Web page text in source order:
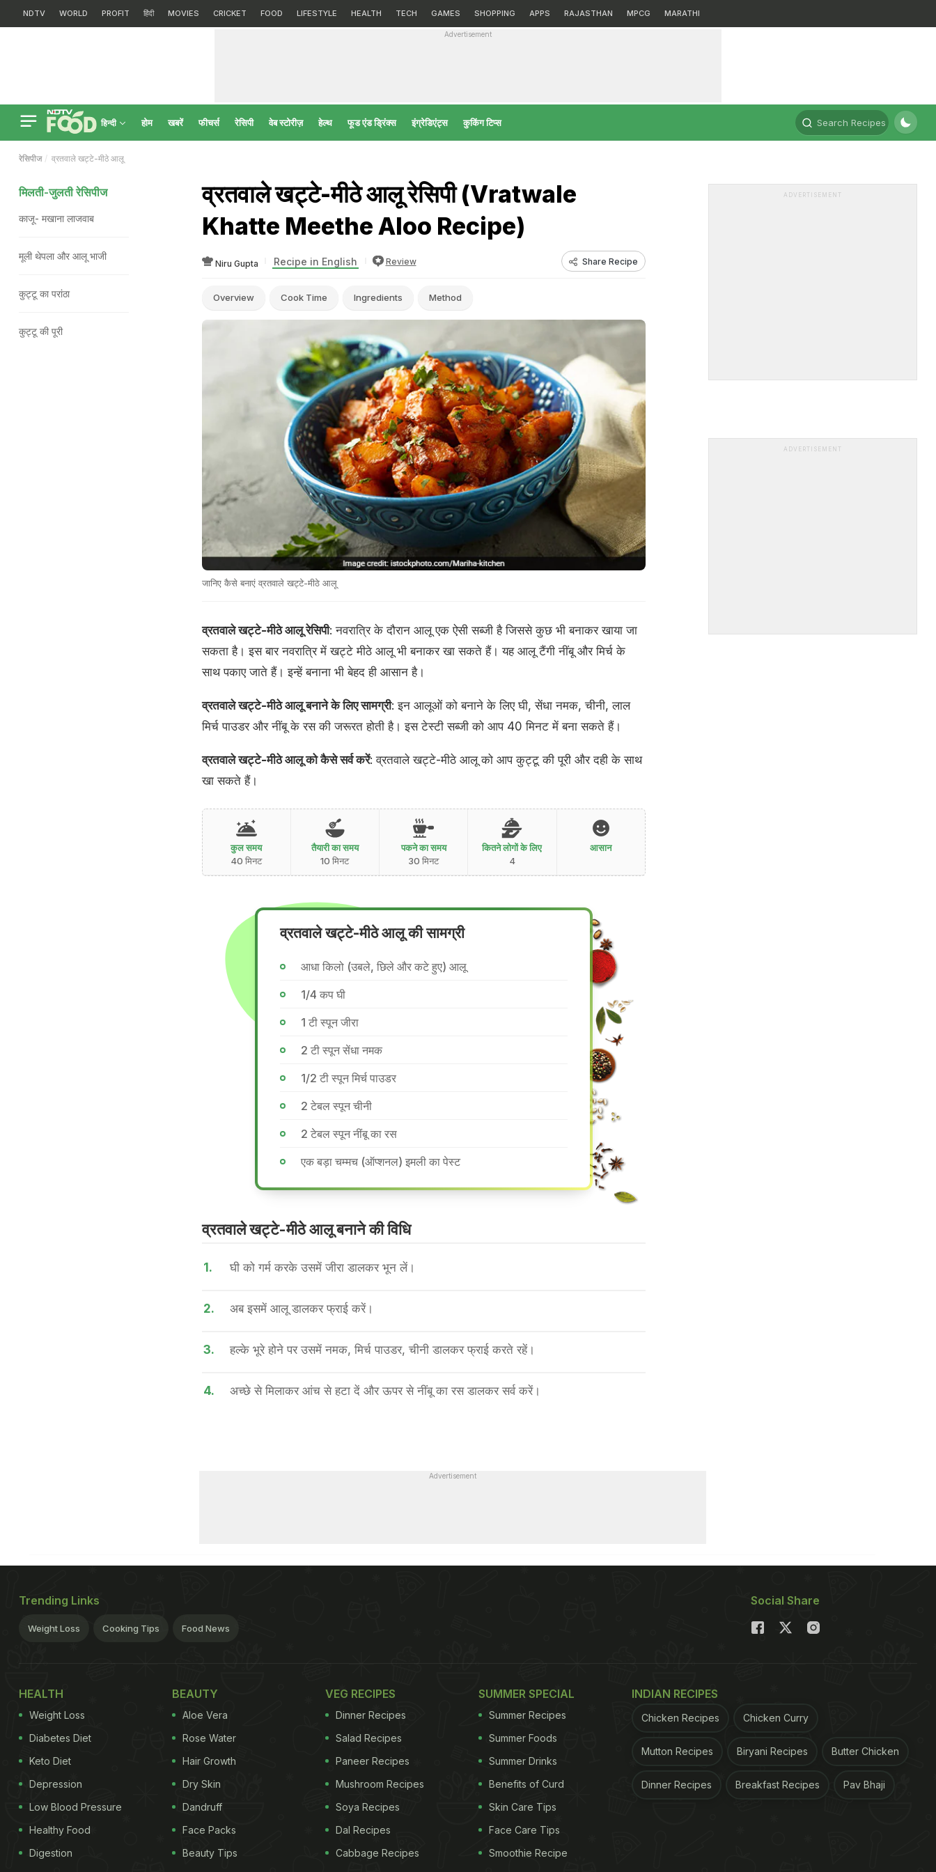
NDTV WORLD PROFIT हिंदी MOVIES CRICKET FOOD LIFESTYLE HEALTH TECH GAMES SHOPPING APPS RAJASTHAN MPCG MARATHI
Advertisement
हिन्दी होम खबरें फीचर्स रेसिपी वेब स्टोरीज़ हेल्‍थ फूड एंड ड्रिंक्स इंग्रेडिएंट्स कुकिंग टिप्स Search Recipes
रेसिपीज व्रतवाले खट्टे-मीठे आलू
व्रतवाले खट्टे-मीठे आलू रेसिपी (Vratwale
Khatte Meethe Aloo Recipe)
Niru Gupta Recipe in English Review Share Recipe
Overview Cook Time Ingredients Method
जानिए कैसे बनाएं व्रतवाले खट्टे-मीठे आलू
व्रतवाले खट्टे-मीठे आलू रेसिपी: नवरात्रि के दौरान आलू एक ऐसी सब्जी है जिससे कुछ भी बनाकर खाया जा
सकता है। इस बार नवरात्रि में खट्टे मीठे आलू भी बनाकर खा सकते हैं। यह आलू टैंगी नींबू और मिर्च के
साथ पकाए जाते हैं। इन्हें बनाना भी बेहद ही आसान है।
व्रतवाले खट्टे-मीठे आलू बनाने के लिए सामग्री: इन आलूओं को बनाने के लिए घी, सेंधा नमक, चीनी, लाल
मिर्च पाउडर और नींबू के रस की जरूरत होती है। इस टेस्टी सब्जी को आप 40 मिनट में बना सकते हैं।
व्रतवाले खट्टे-मीठे आलू को कैसे सर्व करें: व्रतवाले खट्टे-मीठे आलू को आप कुट्टू की पूरी और दही के साथ
खा सकते हैं।
कुल समय
40 मिनट
तैयारी का समय
10 मिनट
पकने का समय
30 मिनट
कितने लोगों के लिए
4
आसान
व्रतवाले खट्टे-मीठे आलू की सामग्री
आधा किलो (उबले, छिले और कटे हुए) आलू
1/4 कप घी
1 टी स्पून जीरा
2 टी स्पून सेंधा नमक
1/2 टी स्पून मिर्च पाउडर
2 टेबल स्पून चीनी
2 टेबल स्पून नींबू का रस
एक बड़ा चम्मच (ऑप्शनल) इमली का पेस्ट
व्रतवाले खट्टे-मीठे आलू बनाने की वि​धि
1. घी को गर्म करके उसमें जीरा डालकर भून लें।
2. अब इसमें आलू डालकर फ्राई करें।
3. हल्के भूरे होने पर उसमें नमक, मिर्च पाउडर, चीनी डालकर फ्राई करते रहें।
4. अच्छे से मिलाकर आंच से हटा दें और ऊपर से नींबू का रस डालकर सर्व करें।
मिलती-जुलती रेसिपीज
काजू- मखाना लाजवाब
मूली थेपला और आलू भाजी
कुट्टू का परांठा
कुट्टू की पूरी
ADVERTISEMENT
ADVERTISEMENT
Advertisement
Trending Links
Weight Loss Cooking Tips Food News
Social Share
HEALTH
Weight Loss
Diabetes Diet
Keto Diet
Depression
Low Blood Pressure
Healthy Food
Digestion
BEAUTY
Aloe Vera
Rose Water
Hair Growth
Dry Skin
Dandruff
Face Packs
Beauty Tips
VEG RECIPES
Dinner Recipes
Salad Recipes
Paneer Recipes
Mushroom Recipes
Soya Recipes
Dal Recipes
Cabbage Recipes
SUMMER SPECIAL
Summer Recipes
Summer Foods
Summer Drinks
Benefits of Curd
Skin Care Tips
Face Care Tips
Smoothie Recipe
INDIAN RECIPES
Chicken Recipes Chicken Curry
Mutton Recipes Biryani Recipes Butter Chicken
Dinner Recipes Breakfast Recipes Pav Bhaji